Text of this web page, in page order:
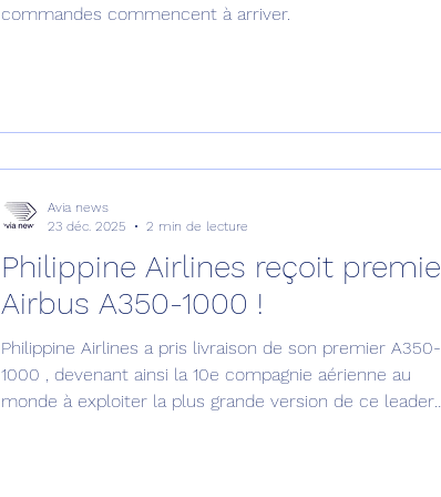
commandes commencent à arriver.
Philippine Airlines reçoit premier
Airbus A350-1000 !
Philippine Airlines a pris livraison de son premier A350-
1000 , devenant ainsi la 10e compagnie aérienne au
monde à exploiter la plus grande version de ce leader
Avia news
23 déc. 2025
2 min de lecture